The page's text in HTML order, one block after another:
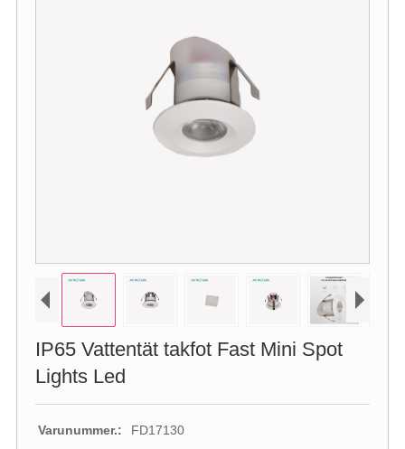
IP65 Vattentät takfot Fast Mini Spot
Lights Led
Varunummer.:
FD17130